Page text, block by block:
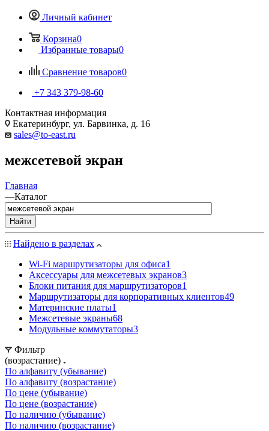
Личный кабинет
Корзина0
Избранные товары0
Сравнение товаров0
+7 343 379-98-60
Контактная информация
Екатеринбург, ул. Барвинка, д. 16
sales@to-east.ru
межсетевой экран
Главная
—Каталог
Найти
Найдено в разделах
Wi-Fi маршрутизаторы для офиса1
Аксессуары для межсетевых экранов3
Блоки питания для маршрутизаторов1
Маршрутизаторы для корпоративных клиентов49
Материнские платы1
Межсетевые экраны68
Модульные коммутаторы3
Фильтр
(возрастание)
По алфавиту (убывание)
По алфавиту (возрастание)
По цене (убывание)
По цене (возрастание)
По наличию (убывание)
По наличию (возрастание)